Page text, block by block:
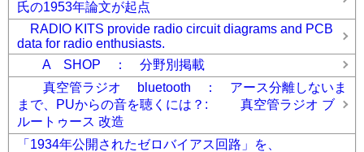
氏の1953年論文が起点
RADIO KITS provide radio circuit diagrams and PCB
data for radio enthusiasts.
A SHOP ： 分野別掲載
真空管ラジオ bluetooth ： アース分離しないま
まで、PUからの音を聴くには？: 真空管ラジオ ブ
ルートゥース 改造
「1934年公開されたゼロバイアス回路」を、